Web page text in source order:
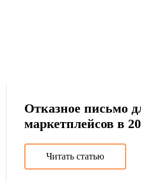
Отказное письмо
маркетплейсов в
Читать статью